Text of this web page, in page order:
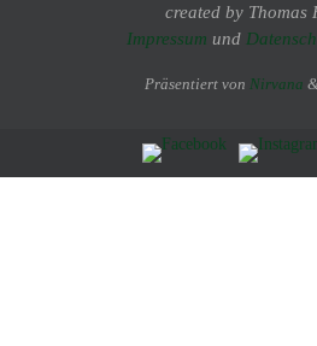
created by Thomas
Impressum und
Präsentiert von Nirvana